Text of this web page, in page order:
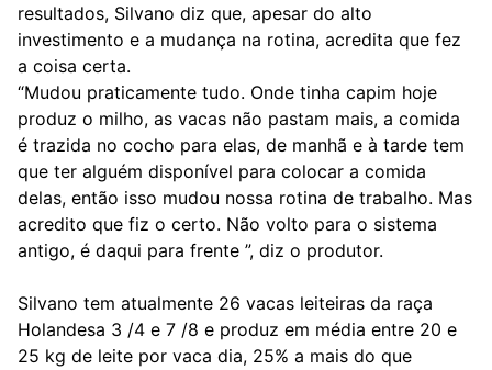
resultados, Silvano diz que, apesar do alto
investimento e a mudança na rotina, acredita que fez
a coisa certa.
“Mudou praticamente tudo. Onde tinha capim hoje
produz o milho, as vacas não pastam mais, a comida
é trazida no cocho para elas, de manhã e à tarde tem
que ter alguém disponível para colocar a comida
delas, então isso mudou nossa rotina de trabalho. Mas
acredito que fiz o certo. Não volto para o sistema
antigo, é daqui para frente ”, diz o produtor.
Silvano tem atualmente 26 vacas leiteiras da raça
Holandesa 3 /4 e 7 /8 e produz em média entre 20 e
25 kg de leite por vaca dia, 25% a mais do que